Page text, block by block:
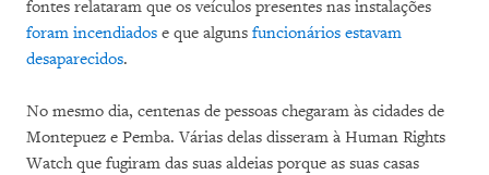
fontes relataram que os veículos presentes nas instalações
foram incendiados e que alguns funcionários estavam
desaparecidos.
No mesmo dia, centenas de pessoas chegaram às cidades de
Montepuez e Pemba. Várias delas disseram à Human Rights
Watch que fugiram das suas aldeias porque as suas casas